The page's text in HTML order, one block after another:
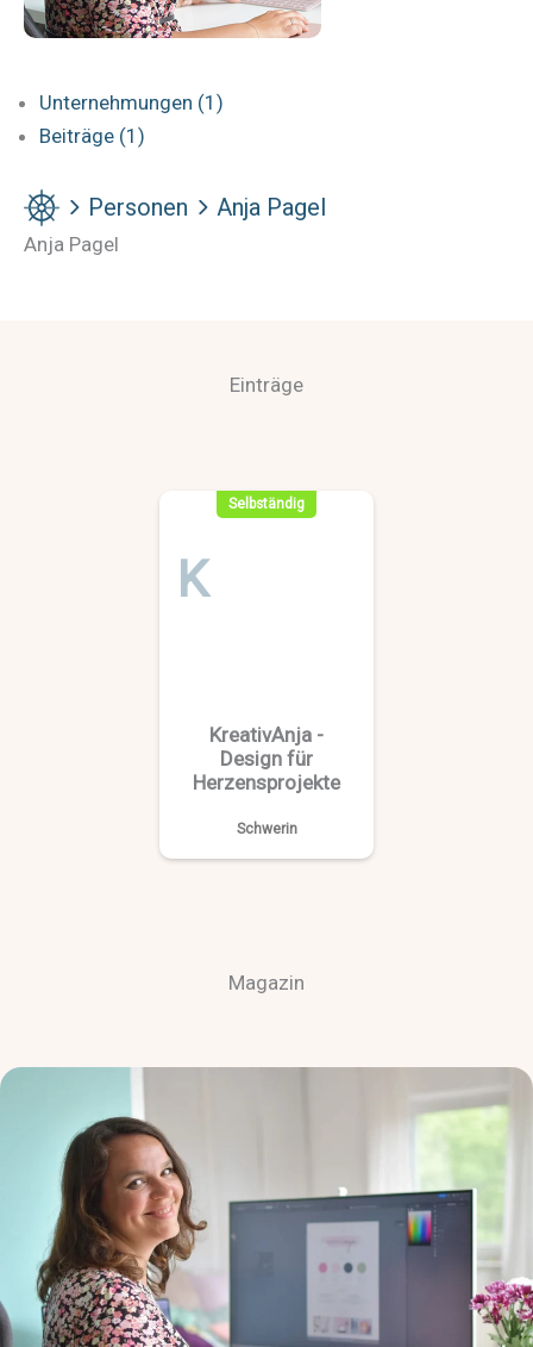
Unternehmungen (1)
Beiträge (1)
Personen Anja Pagel
Anja Pagel
Einträge
Selbständig
K
KreativAnja -
Design für
Herzensprojekte
Schwerin
Magazin